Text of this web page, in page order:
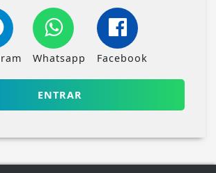
Whatsapp Facebook
ENTRAR